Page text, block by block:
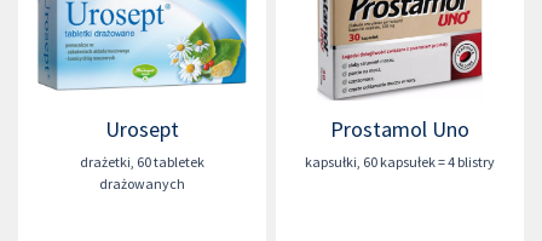
Urosept
drażetki, 60 tabletek
drażowanych
Prostamol Uno
kapsułki, 60 kapsułek = 4 blistry